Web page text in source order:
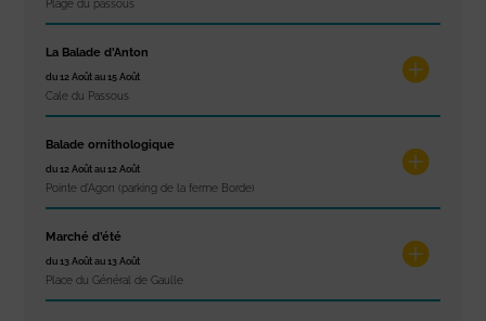
Plage du passous
La Balade d’Anton
du 12 Août au 15 Août
Cale du Passous
Balade ornithologique
du 12 Août au 12 Août
Pointe d'Agon (parking de la ferme Borde)
Marché d’été
du 13 Août au 13 Août
Place du Général de Gaulle